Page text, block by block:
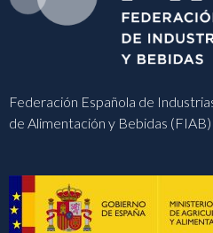
Federación Española de
de Alimentación y Bebidas (FIAB)